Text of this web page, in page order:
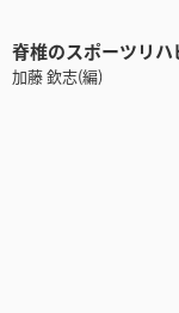
脊椎のスポーツリハ
加藤 欽志(編)